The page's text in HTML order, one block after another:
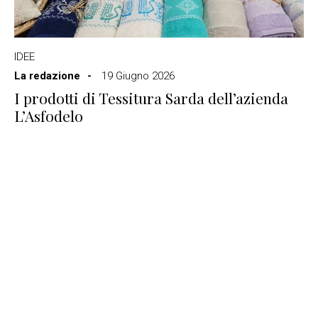
IDEE
La redazione
19 Giugno 2026
I prodotti di Tessitura Sarda dell’azienda
L’Asfodelo